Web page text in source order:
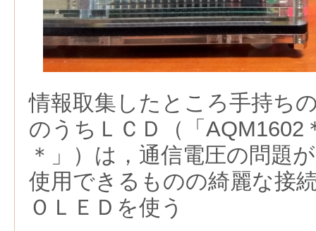
情報取集したところ手持ち
のうちＬＣＤ（「AQM1602
＊」）は，通信電圧の問題
使用できるものの綺麗な接
ＯＬＥＤを使う